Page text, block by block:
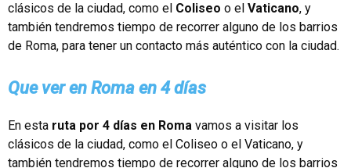
clásicos de la ciudad, como el Coliseo o el Vaticano, y
también tendremos tiempo de recorrer alguno de los barrios
de Roma, para tener un contacto más auténtico con la ciudad.
Que ver en Roma en 4 días
En esta ruta por 4 días en Roma vamos a visitar los
clásicos de la ciudad, como el Coliseo o el Vaticano, y
también tendremos tiempo de recorrer alguno de los barrios